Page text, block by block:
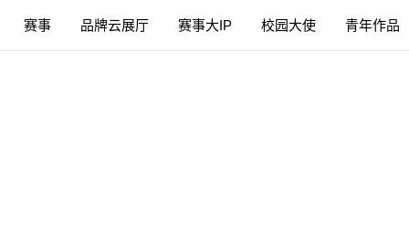
赛事 品牌云展厅 赛事大IP 校园大使 青年作品